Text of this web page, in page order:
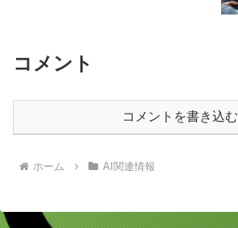
コメント
コメントを書き込む
ホーム AI関連情報